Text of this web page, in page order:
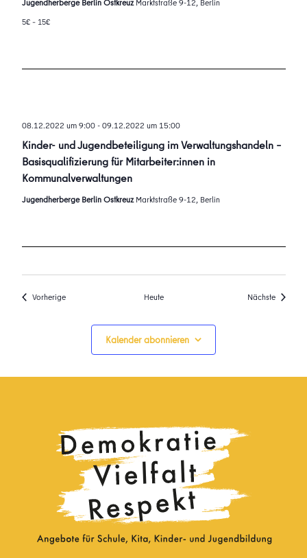
Jugendherberge Berlin OstkreuzMarktstraße 9-12, Berlin
5€ – 15€
Kinder- und Jugendbeteiligung im Verwaltungshandeln –
Basisqualifizierung für Mitarbeiter:innen in
Kommunalverwaltungen
08.12.2022 um 9:00-09.12.2022 um 15:00
Jugendherberge Berlin OstkreuzMarktstraße 9-12, Berlin
VorherigeVeranstaltungen Heute Nächste
Kalender abonnieren